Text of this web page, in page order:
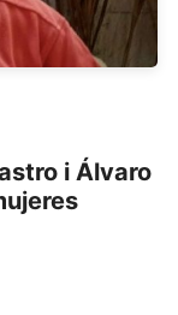
i Álvaro